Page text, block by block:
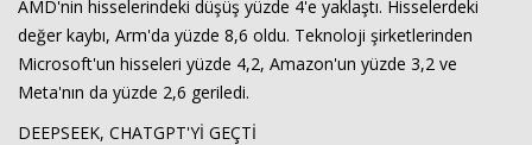
AMD'nin hisselerindeki düşüş yüzde 4'e yaklaştı. Hisselerdeki
değer kaybı, Arm'da yüzde 8,6 oldu. Teknoloji şirketlerinden
Microsoft'un hisseleri yüzde 4,2, Amazon'un yüzde 3,2 ve
Meta'nın da yüzde 2,6 geriledi.
DEEPSEEK, CHATGPT'Yİ GEÇTİ